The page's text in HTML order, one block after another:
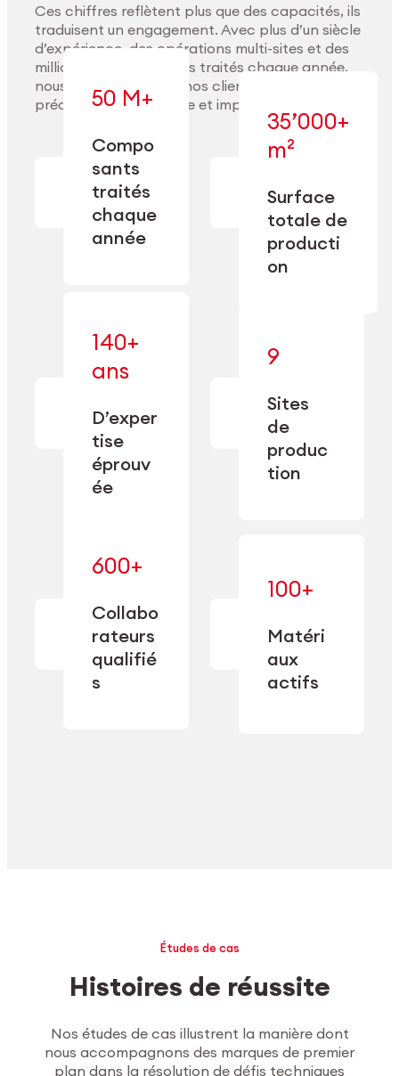
Explorer les matériaux
Ces chiffres reflètent plus que des capacités, ils
traduisent un engagement. Avec plus d’un siècle
d’expérience, des opérations multi-sites et des
millions de composants traités chaque année,
nous accompagnons nos clients pour délivrer
précision, performance et impact durable.
50 M+
Compo
sants
traités
chaque
année
— en usinage,
nettoyage et
conditionnement.
35’000+
m²
Surface
totale de
producti
on
— conçue pour
précision et la
flexibilité
opérationnelle.
140+
ans
D’exper
tise
éprouv
ée
précision
1885.
9
Sites
de
produc
tion
approfondie
capacité de
double
600+
Collabo
rateurs
qualifié
s
expertise
transformée
performance
100+
Matéri
aux
actifs
— maîtrisés
et adaptés
exigences
de chaque
secteur.
Études de cas
Histoires de réussite
Nos études de cas illustrent la manière dont
nous accompagnons des marques de premier
plan dans la résolution de défis techniques